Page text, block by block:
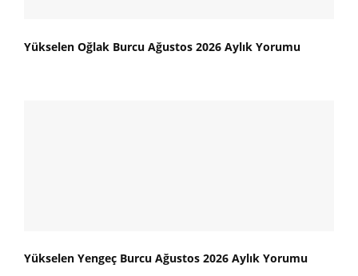
Yükselen Oğlak Burcu Ağustos 2026 Aylık Yorumu
Yükselen Yengeç Burcu Ağustos 2026 Aylık Yorumu